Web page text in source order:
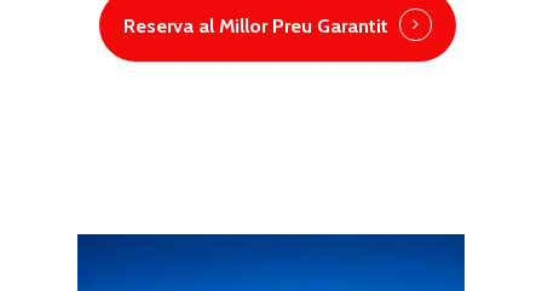
Reserva al Millor Preu Garantit